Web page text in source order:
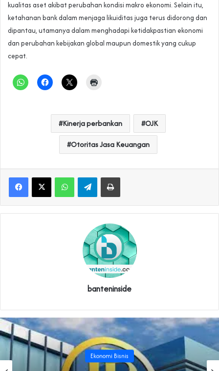
kualitas aset akibat perubahan kondisi makro ekonomi. Selain itu,
ketahanan bank dalam menjaga likuiditas juga terus didorong dan
dipantau, utamanya dalam menghadapi ketidakpastian ekonomi
dan perubahan kebijakan global maupun domestik yang cukup
cepat.
Kinerja perbankan OJK
Otoritas Jasa Keuangan
WhatsAppTelegramPrint
banteninside
Ekonomi Bisnis